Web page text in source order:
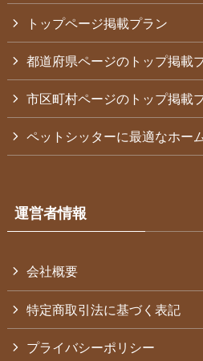
トップページ掲載プラン
都道府県ページのトップ掲載
市区町村ページのトップ掲載
ペットシッターに最適なホー
運営者情報
会社概要
特定商取引法に基づく表記
プライバシーポリシー